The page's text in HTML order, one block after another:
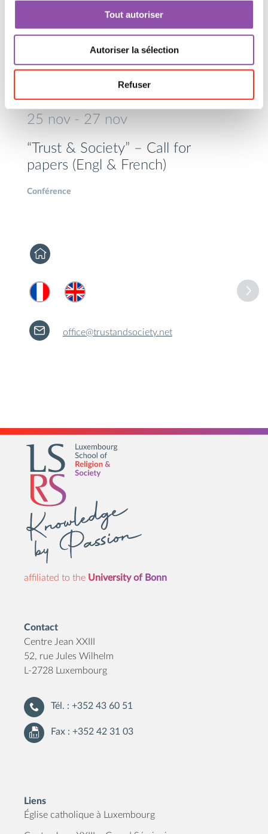
Tout autoriser
Autoriser la sélection
Refuser
25 nov- 27 nov
“Trust & Society” – Call for
papers (Engl & French)
Conférence
office@trustandsociety.net
Contact
Centre Jean XXIII
52, rue Jules Wilhelm
L-2728 Luxembourg
Tél. : +352 43 60 51
Fax : +352 42 31 03
Liens
Église catholique à Luxembourg
affiliated to the University of Bonn